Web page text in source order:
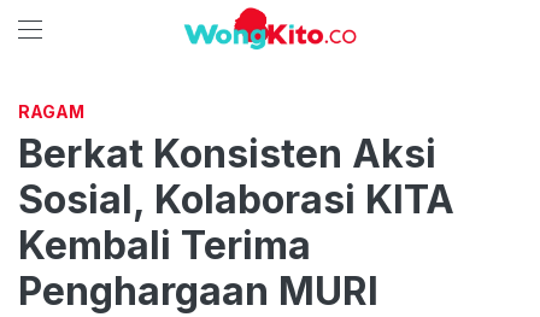
RAGAM
Berkat Konsisten Aksi
Sosial, Kolaborasi KITA
Kembali Terima
Penghargaan MURI